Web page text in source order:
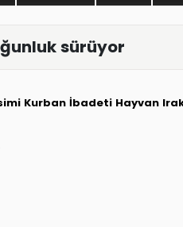
sürüyor
Kurban İbadeti Hayvan